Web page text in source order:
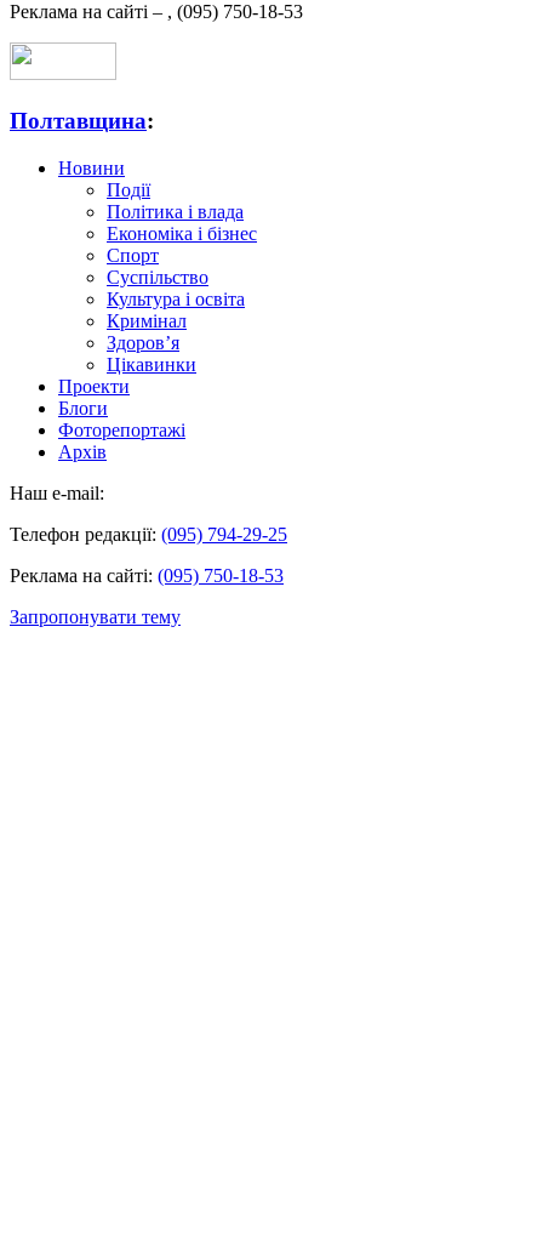
Реклама на сайті – , (095) 750-18-53
Полтавщина:
Новини
Події
Політика і влада
Економіка і бізнес
Спорт
Суспільство
Культура і освіта
Кримінал
Здоров’я
Цікавинки
Проекти
Блоги
Фоторепортажі
Архів
Наш e-mail:
Телефон редакції: (095) 794-29-25
Реклама на сайті: (095) 750-18-53
Запропонувати тему